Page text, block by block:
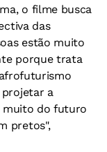
o filme busca
das
estão muito
porque trata
a
muito do futuro
pretos",